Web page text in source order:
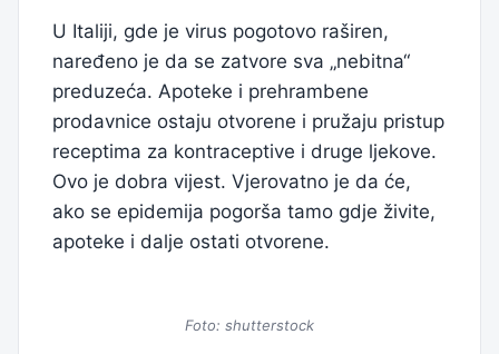
U Italiji, gde je virus pogotovo raširen,
naređeno je da se zatvore sva „nebitna“
preduzeća. Apoteke i prehrambene
prodavnice ostaju otvorene i pružaju pristup
receptima za kontraceptive i druge ljekove.
Ovo je dobra vijest. Vjerovatno je da će,
ako se epidemija pogorša tamo gdje živite,
apoteke i dalje ostati otvorene.
Foto: shutterstock